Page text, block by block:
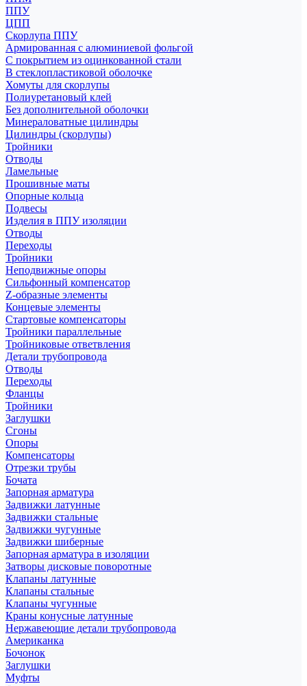
ППУ
ЦПП
Скорлупа ППУ
Армированная с алюминиевой фольгой
С покрытием из оцинкованной стали
В стеклопластиковой оболочке
Хомуты для скорлупы
Полиуретановый клей
Без дополнительной оболочки
Минераловатные цилиндры
Цилиндры (скорлупы)
Тройники
Отводы
Ламельные
Прошивные маты
Опорные кольца
Подвесы
Изделия в ППУ изоляции
Отводы
Переходы
Тройники
Неподвижные опоры
Cильфонный компенсатор
Z-образные элементы
Концевые элементы
Стартовые компенсаторы
Тройники параллельные
Тройниковые ответвления
Детали трубопровода
Отводы
Переходы
Фланцы
Тройники
Заглушки
Сгоны
Опоры
Компенсаторы
Отрезки трубы
Бочата
Запорная арматура
Задвижки латунные
Задвижки стальные
Задвижки чугунные
Задвижки шиберные
Запорная арматура в изоляции
Затворы дисковые поворотные
Клапаны латунные
Клапаны стальные
Клапаны чугунные
Краны конусные латунные
Нержавеющие детали трубопровода
Американка
Бочонок
Заглушки
Муфты